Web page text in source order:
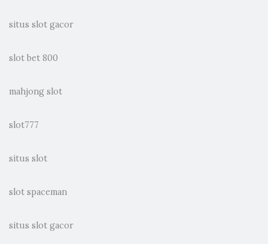
situs slot gacor
slot bet 800
mahjong slot
slot777
situs slot
slot spaceman
situs slot gacor